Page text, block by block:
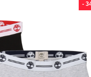
-